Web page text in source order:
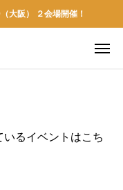
大阪） ２会場開催！
いるイベントはこち